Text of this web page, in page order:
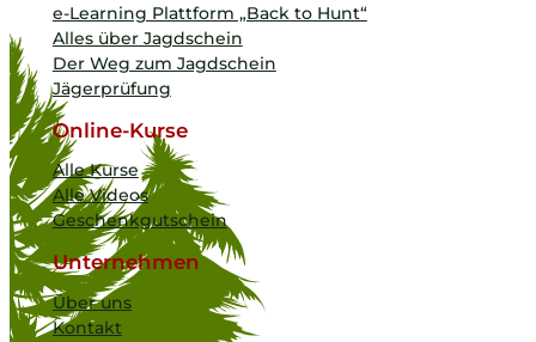
e-Learning Plattform „Back to Hunt“
Alles über Jagdschein
Der Weg zum Jagdschein
Jägerprüfung
Online-Kurse
Alle Kurse
Alle Videos
Geschenkgutschein
Unternehmen
Über uns
Kontakt